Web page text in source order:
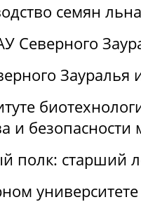
семян
Северного
Зауралья
и безопасности
полк: старший